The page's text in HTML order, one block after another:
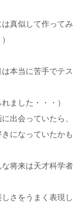
真似して作ってみ
本当に苦手でテス
ました・・・）
出会っていたら、
になっていたかも
将来は天才科学者
さをうまく表現し